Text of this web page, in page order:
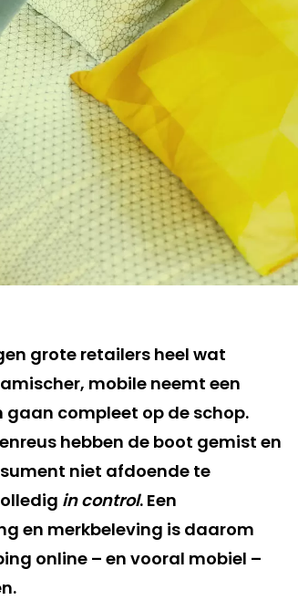
grote retailers heel wat
mobile neemt een
compleet op de schop.
hebben de boot gemist en
niet afdoende te
in control. Een
en merkbeleving is daarom
online – en vooral mobiel –